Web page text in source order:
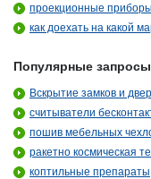
проекционные приборы
как доехать на какой
Популярные
Вскрытие замков и
считыватели
пошив мебельных
ракетно космическая
коптильные препараты